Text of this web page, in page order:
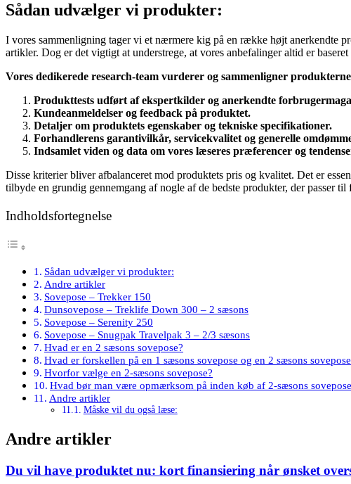
Sådan udvælger vi produkter:
I vores sammenligning tager vi et nærmere kig på en række højt anerkendte
artikler. Dog er det vigtigt at understrege, at vores anbefalinger altid er
Vores dedikerede research-team vurderer og sammenligner
Produkttests udført af ekspertkilder og anerkendte
Kundeanmeldelser og feedback på produktet.
Detaljer om produktets egenskaber og tekniske specifikationer.
Forhandlerens garantivilkår, servicekvalitet og generelle
Indsamlet viden og data om vores læseres præferencer og
Disse kriterier bliver afbalanceret mod produktets pris og kvalitet. Det er
tilbyde en grundig gennemgang af nogle af de bedste produkter, der passer
Indholdsfortegnelse
Sådan udvælger vi produkter:
Andre artikler
Sovepose – Trekker 150
Dunsovepose – Treklife Down 300 – 2 sæsons
Sovepose – Serenity 250
Sovepose – Snugpak Travelpak 3 – 2/3 sæsons
Hvad er en 2 sæsons sovepose?
Hvad er forskellen på en 1 sæsons sovepose og en 2 sæsons
Hvorfor vælge en 2-sæsons sovepose?
Hvad bør man være opmærksom på inden køb af 2-sæsons
Andre artikler
Måske vil du også læse:
Andre artikler
Du vil have produktet nu: kort finansiering når ønsket